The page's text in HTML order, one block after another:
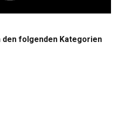
den folgenden Kategorien